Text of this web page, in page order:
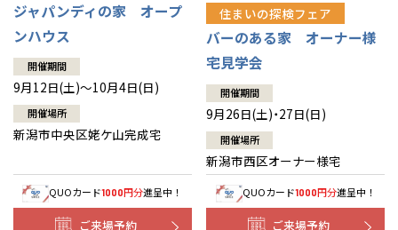
ジャパンディの家 オープ
ンハウス
開催期間
9月12日(土)～10月4日(日)
開催場所
新潟市中央区姥ケ山完成宅
QUOカード1000円分進呈中！
ご来場予約
住まいの探検フェア
バーのある家 オーナー様
宅見学会
開催期間
9月26日(土)・27日(日)
開催場所
新潟市西区オーナー様宅
QUOカード1000円分進呈中！
ご来場予約